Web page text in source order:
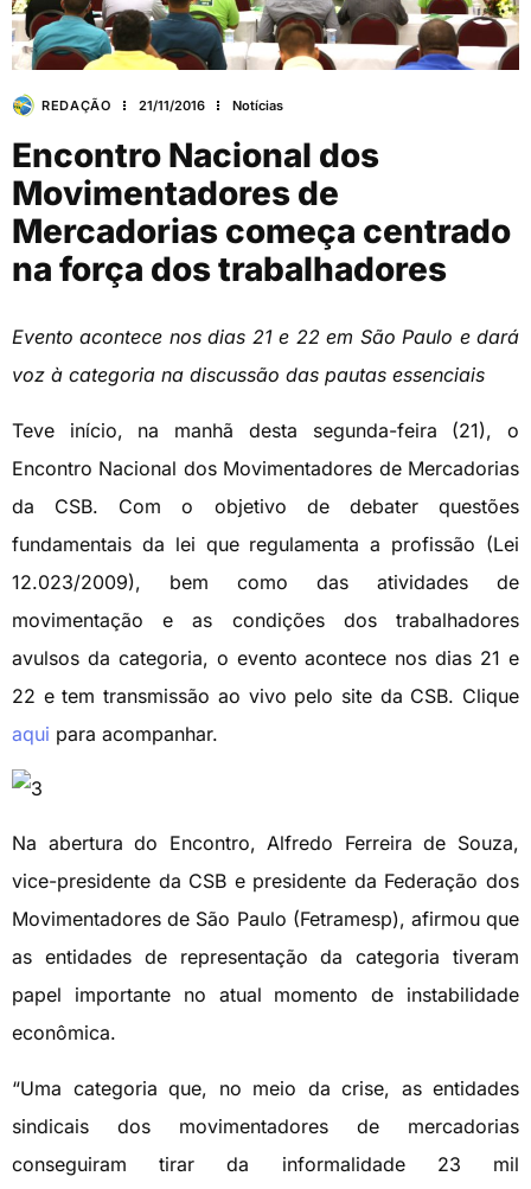
REDAÇÃO 21/11/2016 Notícias
Encontro Nacional dos
Movimentadores de
Mercadorias começa centrado
na força dos trabalhadores
Evento acontece nos dias 21 e 22 em São Paulo e dará
voz à categoria na discussão das pautas essenciais
Teve início, na manhã desta segunda-feira (21), o
Encontro Nacional dos Movimentadores de Mercadorias
da CSB. Com o objetivo de debater questões
fundamentais da lei que regulamenta a profissão (Lei
12.023/2009), bem como das atividades de
movimentação e as condições dos trabalhadores
avulsos da categoria, o evento acontece nos dias 21 e
22 e tem transmissão ao vivo pelo site da CSB. Clique
aqui para acompanhar.
Na abertura do Encontro, Alfredo Ferreira de Souza,
vice-presidente da CSB e presidente da Federação dos
Movimentadores de São Paulo (Fetramesp), afirmou que
as entidades de representação da categoria tiveram
papel importante no atual momento de instabilidade
econômica.
“Uma categoria que, no meio da crise, as entidades
sindicais dos movimentadores de mercadorias
conseguiram tirar da informalidade 23 mil